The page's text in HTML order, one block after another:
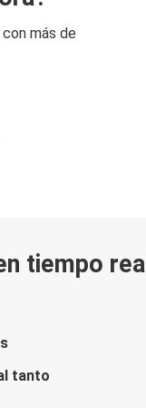
más de
tiempo real
tanto